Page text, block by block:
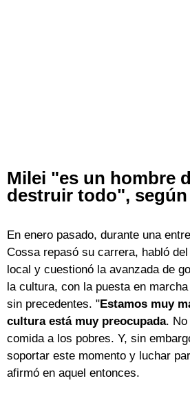
Milei "es un hombre
destruir todo", según
En enero pasado, durante una
Cossa repasó su carrera, habló
local y cuestionó la avanzada de
la cultura, con la puesta en
sin precedentes. "Estamos muy
cultura está muy preocupada. No
comida a los pobres. Y, sin
soportar este momento y luchar
afirmó en aquel entonces.